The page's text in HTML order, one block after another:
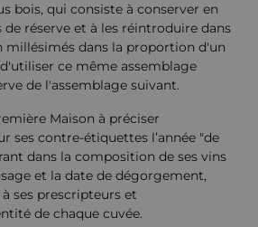
bois, qui consiste à conserver en
de réserve et à les réintroduire dans
millésimés dans la proportion d'un
ce même assemblage
de l'assemblage suivant.
Maison à préciser
ses contre-étiquettes l’année "de
dans la composition de ses vins
et la date de dégorgement,
ses prescripteurs et
de chaque cuvée.